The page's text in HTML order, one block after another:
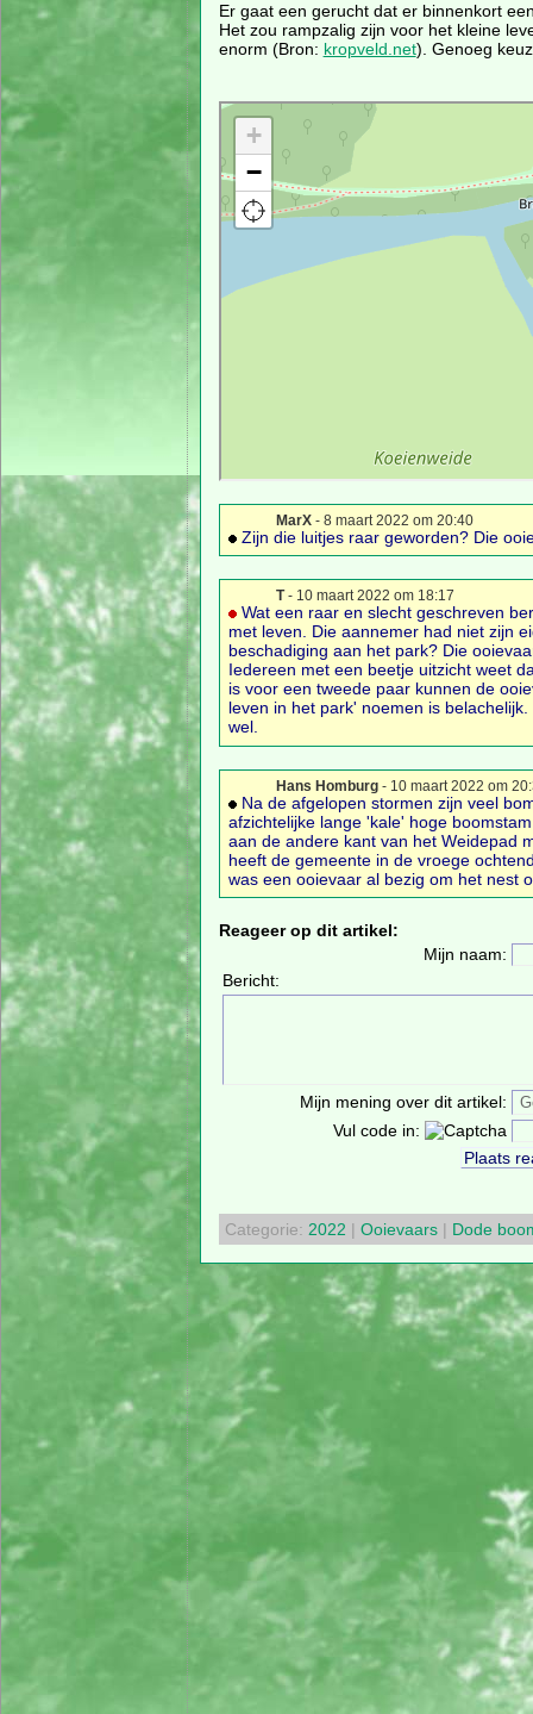
Er gaat een gerucht dat er binnenkort
Het zou rampzalig zijn voor het kleine
enorm (Bron: kropveld.net). Genoeg
MarX- 8 maart 2022 om 20:40
Zijn die luitjes raar geworden? Die
T- 10 maart 2022 om 18:17
Wat een raar en slecht geschreven
met leven. Die aannemer had niet zijn
beschadiging aan het park? Die
Iedereen met een beetje uitzicht weet
is voor een tweede paar kunnen de
leven in het park' noemen is
wel.
Hans Homburg- 10 maart 2022 om
Na de afgelopen stormen zijn veel
afzichtelijke lange 'kale' hoge
aan de andere kant van het Weidepad
heeft de gemeente in de vroege
was een ooievaar al bezig om het nest
Reageer op dit artikel:
Mijn naam:
Bericht:
Mijn mening over dit artikel:
Vul code in:
Categorie: 2022 | Ooievaars| Dode